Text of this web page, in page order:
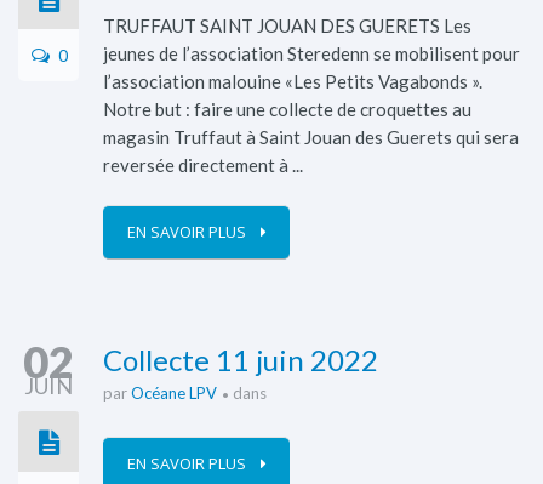
0
TRUFFAUT SAINT JOUAN DES GUERETS Les
jeunes de l’association Steredenn se mobilisent pour
l’association malouine «Les Petits Vagabonds ».
Notre but : faire une collecte de croquettes au
magasin Truffaut à Saint Jouan des Guerets qui sera
reversée directement à ...
EN SAVOIR PLUS
02
JUIN
Collecte 11 juin 2022
parOcéane LPV dans
EN SAVOIR PLUS